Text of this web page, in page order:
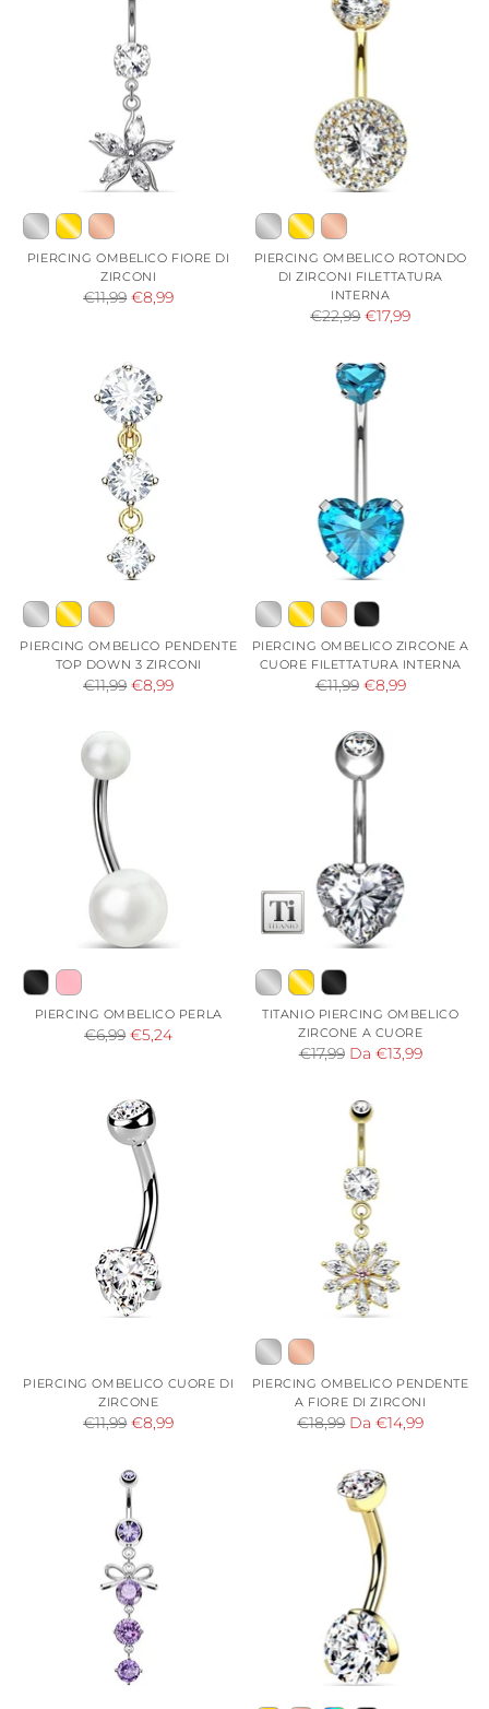
PIERCING OMBELICO FIORE DI
ZIRCONI
Prezzo
€11,99 €8,99
PIERCING OMBELICO ROTONDO
DI ZIRCONI FILETTATURA
INTERNA
Prezzo
listino
€22,99 €17,99
PIERCING OMBELICO PENDENTE
TOP DOWN 3 ZIRCONI
Prezzo
listino
€11,99 €8,99
PIERCING OMBELICO ZIRCONE A
CUORE FILETTATURA INTERNA
Prezzo
listino
€11,99 €8,99
PIERCING OMBELICO PERLA
Prezzo
€6,99 €5,24
TITANIO PIERCING OMBELICO
ZIRCONE A CUORE
Prezzo
€17,99 Da €13,99
PIERCING OMBELICO CUORE DI
ZIRCONE
Prezzo
€11,99 €8,99
PIERCING OMBELICO PENDENTE
A FIORE DI ZIRCONI
Prezzo
€18,99 Da €14,99